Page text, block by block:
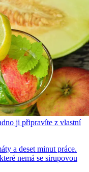
ji připravíte z vlastní
a deset minut práce.
nemá se sirupovou